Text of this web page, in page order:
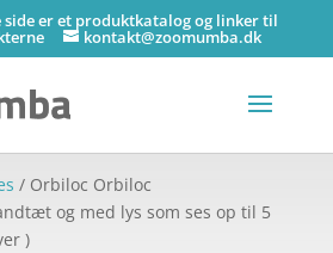
side er et produktkatalog og linker til
kontakt@zoomumba.dk
/ Orbiloc Orbiloc
og med lys som ses op til 5
)